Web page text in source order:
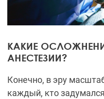
КАКИЕ
АНЕСТЕЗИИ?
Конечно, в эру
каждый, кто